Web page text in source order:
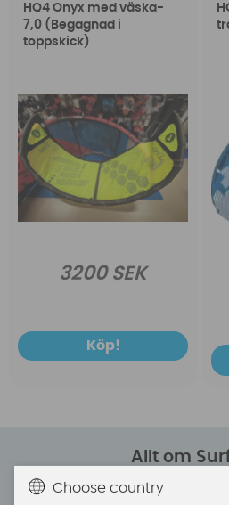
HQ4 Onyx med väska-
7,0 (Begagnad i
toppskick)
3200 SEK
Köp!
Allt om
Om
Choose country